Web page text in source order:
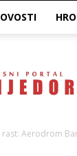
rast: Aerodrom